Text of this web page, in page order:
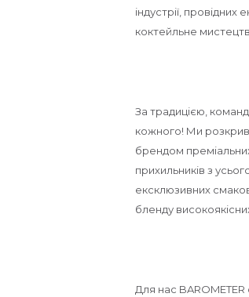
індустрії,
коктейльне
За традицією,
кожного! Ми
брендом
прихильників з
ексклюзивних
бленду
Для нас